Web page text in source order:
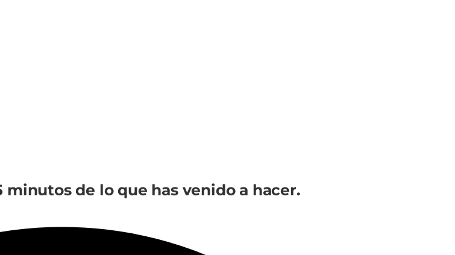
de lo que has venido a hacer.